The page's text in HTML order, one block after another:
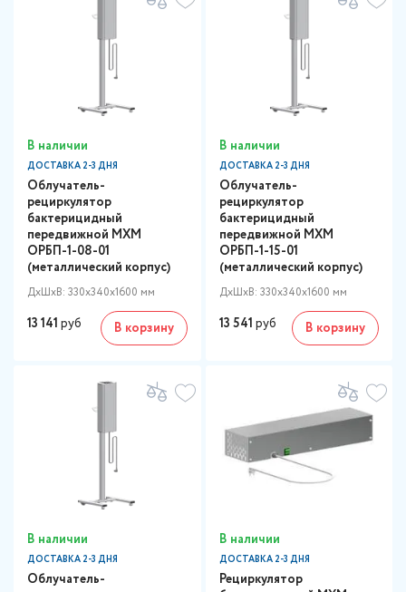
В наличии
ДОСТАВКА 2-3 ДНЯ
Облучатель-
рециркулятор
бактерицидный
передвижной МХМ
ОРБП-1-08-01
(металлический корпус)
ДxШxВ: 330x340x1600 мм
13 141 руб В корзину
В наличии
ДОСТАВКА 2-3 ДНЯ
Облучатель-
рециркулятор
бактерицидный
передвижной МХМ
ОРБП-1-15-01
(металлический корпус)
ДxШxВ: 330x340x1600 мм
13 541 руб В корзину
В наличии
ДОСТАВКА 2-3 ДНЯ
Облучатель-
В наличии
ДОСТАВКА 2-3 ДНЯ
Рециркулятор